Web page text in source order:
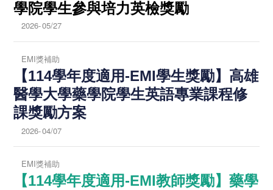
學院學生參與培力英檢獎勵
2026-05/27
EMI獎補助
【114學年度適用-EMI學生獎勵】高雄
醫學大學藥學院學生英語專業課程修
課獎勵方案
2026-04/07
EMI獎補助
【114學年度適用-EMI教師獎勵】藥學